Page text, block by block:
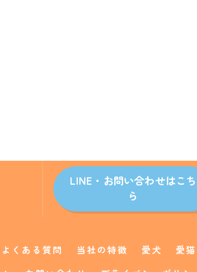
LINE・お問い合わせはこち
ら
よくある質問 当社の特徴 愛犬 愛猫